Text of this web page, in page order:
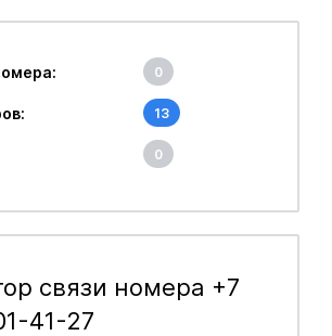
0
13
0
связи номера +7
41-27